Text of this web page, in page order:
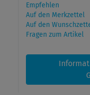
Empfehlen
Auf den Merkzettel
Auf den
Fragen zum Artikel